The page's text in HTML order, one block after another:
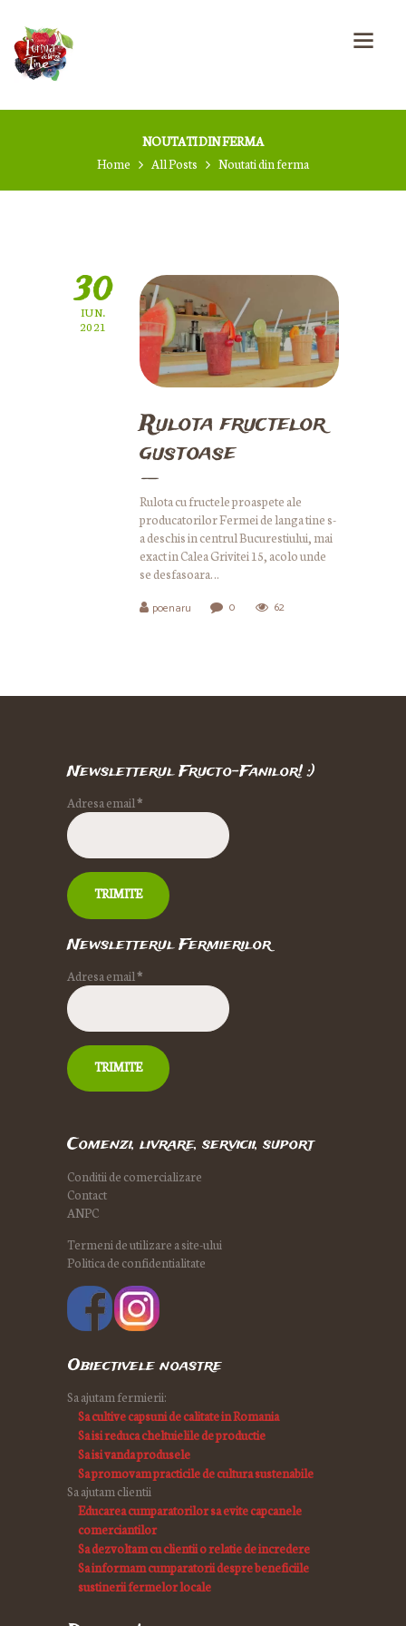
NOUTATI DIN FERMA
Home
All Posts Noutati din ferma
30
IUN.
2021
Rulota fructelor
gustoase
Rulota cu fructele proaspete ale
producatorilor Fermei de langa tine s-
a deschis in centrul Bucurestiului, mai
exact in Calea Grivitei 15, acolo unde
se desfasoara…
poenaru 0 62
Newsletterul Fructo-Fanilor! :)
Adresa email*
Newsletterul Fermierilor
Adresa email*
Comenzi, livrare, servicii, suport
Conditii de comercializare
Contact
ANPC
Termeni de utilizare a site-ului
Politica de confidentialitate
Obiectivele noastre
Sa ajutam fermierii:
Sa cultive capsuni de calitate in Romania
Sa isi reduca cheltuielile de productie
Sa isi vanda produsele
Sa promovam practicile de cultura sustenabile
Sa ajutam clientii
Educarea cumparatorilor sa evite capcanele
comerciantilor
Sa dezvoltam cu clientii o relatie de incredere
Sa informam cumparatorii despre beneficiile
sustinerii fermelor locale